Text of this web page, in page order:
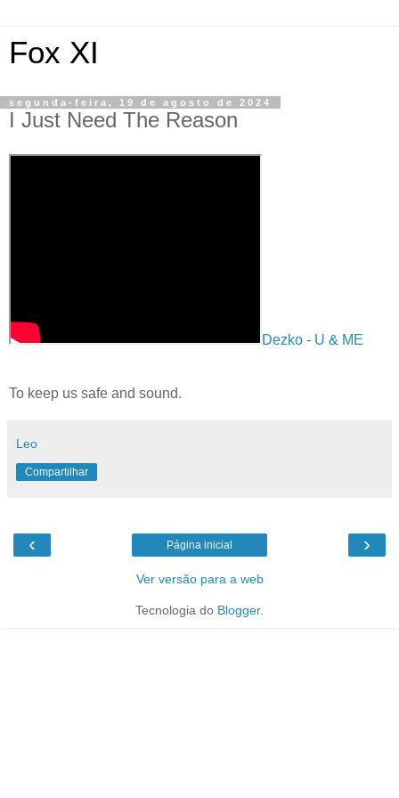
Fox XI
segunda-feira, 19 de agosto de 2024
I Just Need The Reason
Dezko - U & ME
To keep us safe and sound.
Leo
Compartilhar
‹ ›
Página inicial
Ver versão para a web
Tecnologia do Blogger.